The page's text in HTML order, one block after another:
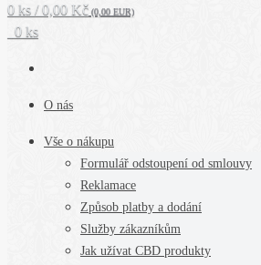
0 ks / 0,00 Kč (0,00 EUR)
0 ks
O nás
Vše o nákupu
Formulář odstoupení od smlouvy
Reklamace
Způsob platby a dodání
Služby zákazníkům
Jak užívat CBD produkty